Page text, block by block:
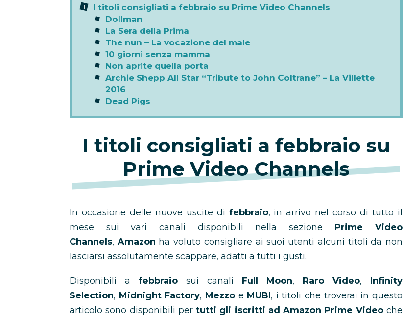
I titoli consigliati a febbraio su Prime Video Channels
Dollman
La Sera della Prima
The nun – La vocazione del male
10 giorni senza mamma
Non aprite quella porta
Archie Shepp All Star “Tribute to John Coltrane” – La Villette
2016
Dead Pigs
I titoli consigliati a febbraio su
Prime Video Channels
In occasione delle nuove uscite di febbraio, in arrivo nel corso di tutto il
mese sui vari canali disponibili nella sezione Prime Video
Channels, Amazon ha voluto consigliare ai suoi utenti alcuni titoli da non
lasciarsi assolutamente scappare, adatti a tutti i gusti.
Disponibili a febbraio sui canali Full Moon, Raro Video, Infinity
Selection, Midnight Factory, Mezzoe MUBI, i titoli che troverai in questo
articolo sono disponibili pertutti gli iscritti ad Amazon Prime Videoche